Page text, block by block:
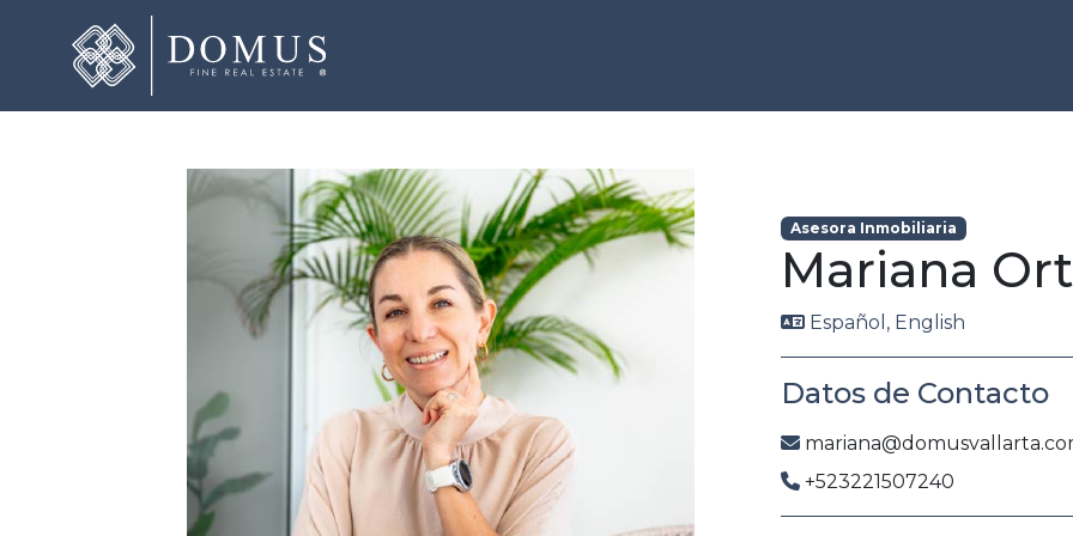
Asesora Inmobiliaria
Mariana
Español, English
Datos de Contacto
+523221507240